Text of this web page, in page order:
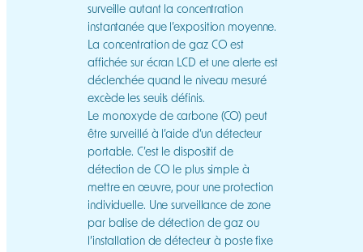
surveille autant la concentration
instantanée que l’exposition moyenne.
La concentration de gaz CO est
affichée sur écran LCD et une alerte est
déclenchée quand le niveau mesuré
excède les seuils définis.
Le monoxyde de carbone (CO) peut
être surveillé à l’aide d’un détecteur
portable. C’est le dispositif de
détection de CO le plus simple à
mettre en œuvre, pour une protection
individuelle. Une surveillance de zone
par balise de détection de gaz ou
l’installation de détecteur à poste fixe